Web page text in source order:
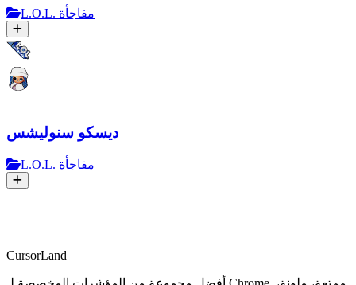
L.O.L. مفاجأة
ديسكو سنوليشس
L.O.L. مفاجأة
CursorLand